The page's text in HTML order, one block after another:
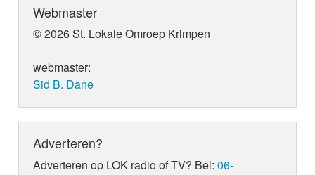
Webmaster
© 2026 St. Lokale Omroep Krimpen
webmaster:
Sid B. Dane
Adverteren?
Adverteren op LOK radio of TV? Bel:06-